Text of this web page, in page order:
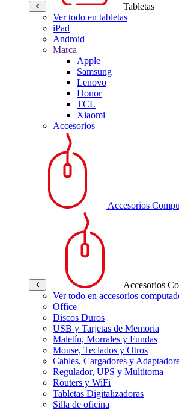
Tabletas
Ver todo en tabletas
iPad
Android
Marca
Apple
Samsung
Lenovo
Honor
TCL
Xiaomi
Accesorios
Accesorios
Accesorios
Ver todo en accesorios
Office
Discos Duros
USB y Tarjetas de Memoria
Maletín, Morrales y Fundas
Mouse, Teclados y Otros
Cables, Cargadores y
Regulador, UPS y Multitoma
Routers y WiFi
Tabletas Digitalizadoras
Silla de oficina